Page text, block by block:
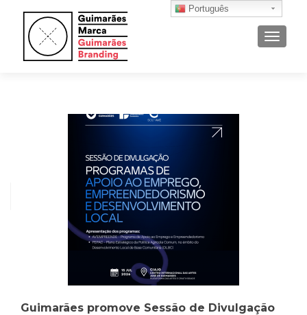
Guimarães promove Sessão de Divulgação
Navegação
artigos
Português